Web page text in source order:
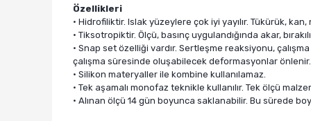
Özellikleri
• Hidrofiliktir. Islak yüzeylere çok iyi yayılır. Tükürük,
• Tiksotropiktir. Ölçü, basınç uygulandığında akar,
• Snap set özelliği vardır. Sertleşme reaksiyonu,
çalışma süresinde oluşabilecek deformasyonlar önlenir.
• Silikon materyaller ile kombine kullanılamaz.
• Tek aşamalı monofaz teknikle kullanılır. Tek ölçü
• Alınan ölçü 14 gün boyunca saklanabilir. Bu sürede